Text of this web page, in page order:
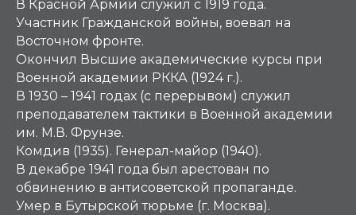
В Красной Армии служил с 1919 года.
Участник Гражданской войны, воевал на
Восточном фронте.
Окончил Высшие академические курсы при
Военной академии РККА (1924 г.).
В 1930 – 1941 годах (с перерывом) служил
преподавателем тактики в Военной академии
им. М.В. Фрунзе.
Комдив (1935). Генерал-майор (1940).
В декабре 1941 года был арестован по
обвинению в антисоветской пропаганде.
Умер в Бутырской тюрьме (г. Москва).